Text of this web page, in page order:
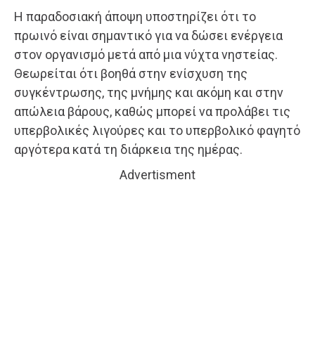
Η παραδοσιακή άποψη υποστηρίζει ότι το
πρωινό είναι σημαντικό για να δώσει ενέργεια
στον οργανισμό μετά από μια νύχτα νηστείας.
Θεωρείται ότι βοηθά στην ενίσχυση της
συγκέντρωσης, της μνήμης και ακόμη και στην
απώλεια βάρους, καθώς μπορεί να προλάβει τις
υπερβολικές λιγούρες και το υπερβολικό φαγητό
αργότερα κατά τη διάρκεια της ημέρας.
Advertisment